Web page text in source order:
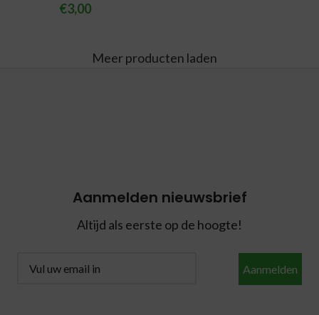
€3,00
Meer producten laden
Aanmelden nieuwsbrief
Altijd als eerste op de hoogte!
Aanmelden